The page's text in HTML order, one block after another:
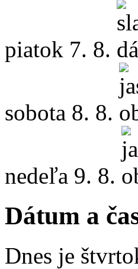
piatok 7. 8.
sobota 8. 8.
nedeľa 9. 8.
Dátum a
Dnes je